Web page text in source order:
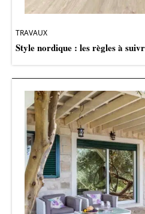
TRAVAUX
Style nordique : les règles à